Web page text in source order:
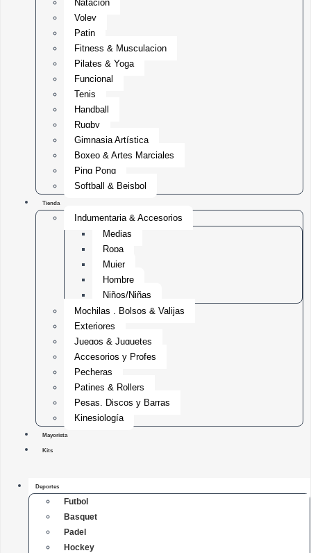
Natación
Voley
Patin
Fitness & Musculacion
Pilates & Yoga
Funcional
Tenis
Handball
Rugby
Gimnasia Artística
Boxeo & Artes Marciales
Ping Pong
Softball & Beisbol
Tienda
Indumentaria & Accesorios
Medias
Ropa
Mujer
Hombre
Niños/Niñas
Mochilas , Bolsos & Valijas
Exteriores
Juegos & Juguetes
Accesorios y Profes
Pecheras
Patines & Rollers
Pesas, Discos y Barras
Kinesiología
Mayorista
Kits
Deportes
Futbol
Basquet
Padel
Hockey